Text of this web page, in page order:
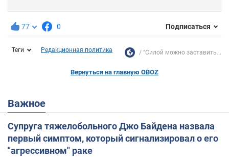
77 0 Подписаться
Теги Редакционная политика "Силой можно заставить...
Вернуться на главную OBOZ
Важное
Супруга тяжелобольного Джо Байдена назвала
первый симптом, который сигнализировал о его
"агрессивном" раке